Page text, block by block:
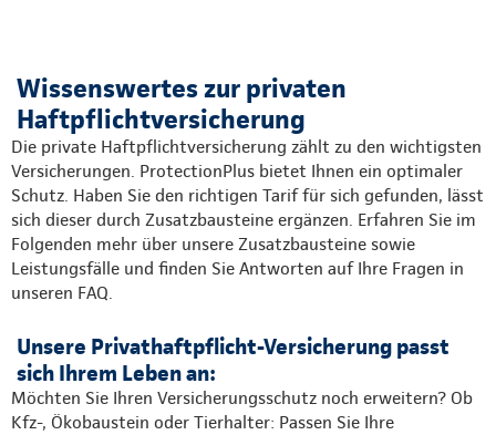
Wissenswertes zur privaten
Haftpflichtversicherung
Die private Haftpflichtversicherung zählt zu den wichtigsten
Versicherungen. ProtectionPlus bietet Ihnen ein optimaler
Schutz. Haben Sie den richtigen Tarif für sich gefunden, lässt
sich dieser durch Zusatzbausteine ergänzen. Erfahren Sie im
Folgenden mehr über unsere Zusatzbausteine sowie
Leistungsfälle und finden Sie Antworten auf Ihre Fragen in
unseren FAQ.
Unsere Privathaftpflicht-Versicherung passt
sich Ihrem Leben an:
Möchten Sie Ihren Versicherungsschutz noch erweitern? Ob
Kfz-, Ökobaustein oder Tierhalter: Passen Sie Ihre